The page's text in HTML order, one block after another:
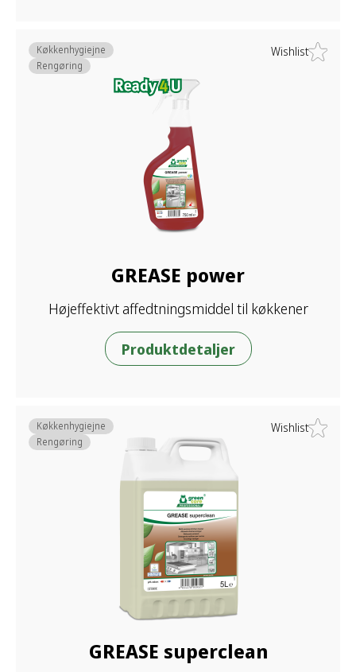
Wishlist
GREASE power
Højeffektivt affedtningsmiddel til køkkener
Køkkenhygiejne
Rengøring
Produktdetaljer
Wishlist
GREASE superclean
Køkkenhygiejne
Rengøring